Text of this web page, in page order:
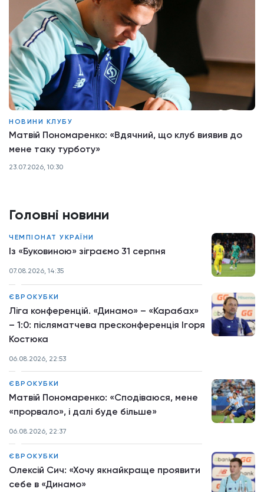
Головні новини
ЧЕМПІОНАТ УКРАЇНИ
Із «Буковиною» зіграємо 31 серпня
07.08.2026, 14:35
ЄВРОКУБКИ
Ліга конференцій. «Динамо» – «Карабах»
– 1:0: післяматчева пресконференція Ігоря
Костюка
06.08.2026, 22:53
ЄВРОКУБКИ
Матвій Пономаренко: «Сподіваюся, мене
«прорвало», і далі буде більше»
06.08.2026, 22:37
ЄВРОКУБКИ
Олексій Сич: «Хочу якнайкраще проявити
себе в «Динамо»
НОВИНИ КЛУБУ
Матвій Пономаренко: «Вдячний, що клуб виявив до
мене таку турботу»
23.07.2026, 10:30